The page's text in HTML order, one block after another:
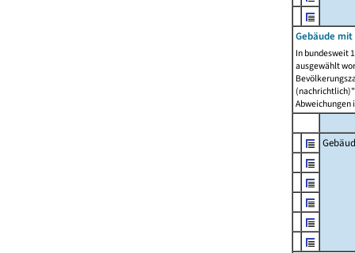
Gebäude mit
In bundesweit
ausgewählt
Abweichungen